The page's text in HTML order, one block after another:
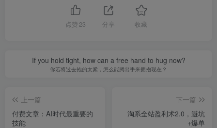
点赞 23 分享 收藏
If you hold tight, how can a free hand to hug now?
你若将过去抱的太紧，怎么能腾出手来拥抱现在？
上一篇
付费文章：AI时代最重要的
技能
下一篇
淘系全站盈利术2.0，避坑
+爆单